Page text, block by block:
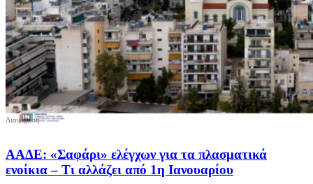
ΑΑΔΕ: «Σαφάρι» ελέγχων για τα πλασματικά
ενοίκια – Τι αλλάζει από 1η Ιανουαρίου